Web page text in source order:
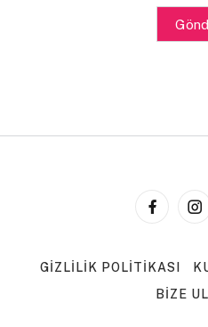
Ben değil anne sen
GIZLILIK POLITIKASI
BIZE